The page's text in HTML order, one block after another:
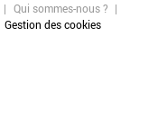
Qui sommes-nous ?
Gestion des cookies